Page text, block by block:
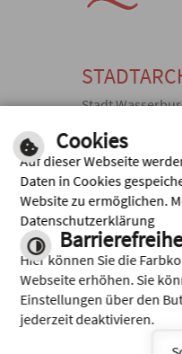
Stadt
a. Inn
TEL: +49 (0)
8071 920369,
E-MAIL
SENDEN
Inhalt|
Datenschutz
Cookies
Auf dieser Webseite
Daten in Cookies
Website zu ermöglichen.
Datenschutzerklärung
Hier können Sie die
Webseite erhöhen. Sie
Einstellungen über den
jederzeit deaktivieren.